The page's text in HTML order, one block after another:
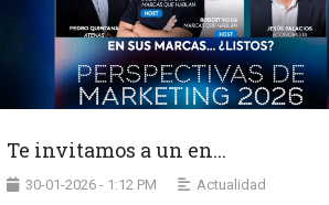
Te invitamos a un en...
30-01-2026 - 1:12 PM Actualidad